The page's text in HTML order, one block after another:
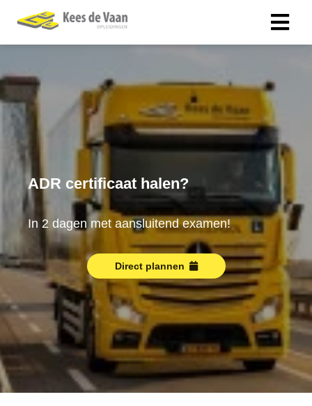
ADR certificaat halen?
In 2 dagen met aansluitend examen!
Direct plannen